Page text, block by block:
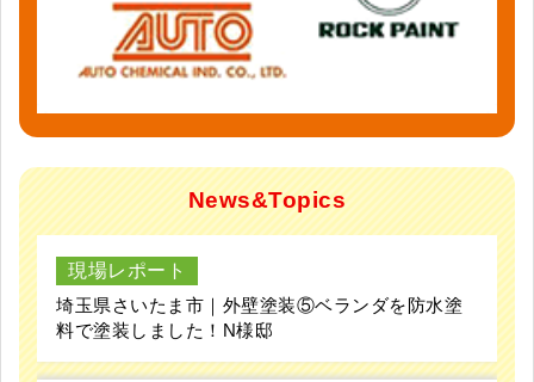
News&Topics
現場レポート
埼玉県さいたま市｜外壁塗装⑤ベランダを防水塗
料で塗装しました！N様邸